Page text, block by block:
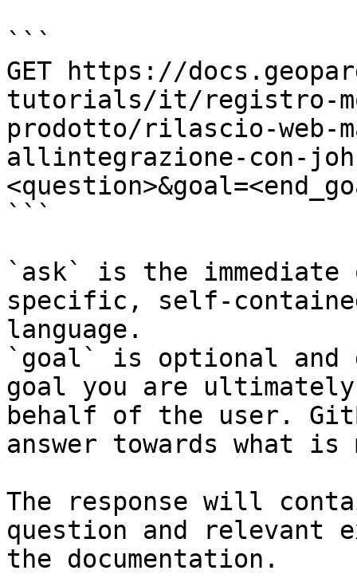
```
GET https://
tutorials/it/registro-
prodotto/rilascio-web-
allintegrazione-con-
```
`ask` is the
specific, self-
language.
`goal` is optional and
goal you are
behalf of the user.
answer towards what
The response will
question and relevant
the documentation.